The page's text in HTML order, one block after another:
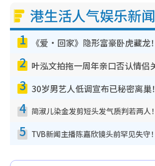
港生活人气娱乐新闻
1
2
3
4
5